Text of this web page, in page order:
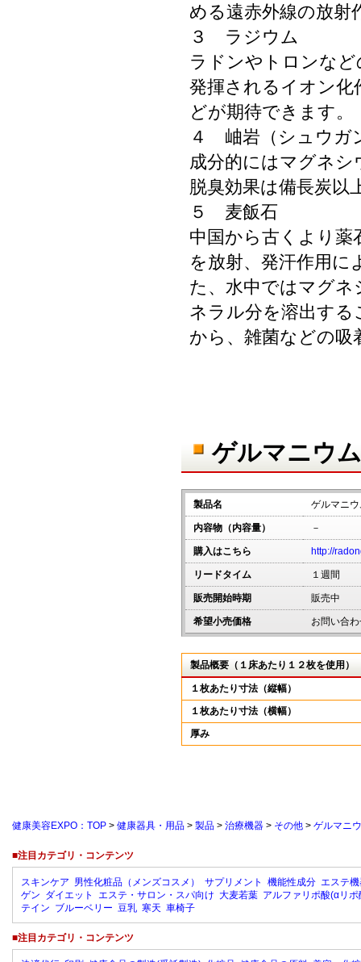
める遠赤外線の放射
３ ラジウム
ラドンやトロンな
発揮されるイオン化
どが期待
４ 岫岩（シュウガ
成分的にはマグネ
脱臭効果は備長炭以
５ 麦飯石
中国から古くより薬
を放射、発汗作用
た、水中ではマグ
ネラル分を溶出する
から、雑菌などの吸
ゲルマニウ
製品名 ゲルマニ
内容物（内容量） －
購入はこちら http://
リードタイム １週間
販売開始時期 販売中
希望小売価格 お問い合
製品概要（１床あたり１２枚を使用）
１枚あたり寸法（縦幅）
１枚あたり寸法（横幅）
厚み
健康美容EXPO：TOP > 健康器具・用品 > 製品 > 治療機器 > その他 > ゲルマニ
■注目カテゴリ・コンテンツ
スキンケア 男性化粧品（メンズコスメ） サプリメント 機能性成分 エステ
ゲン ダイエット エステ・サロン・スパ向け 大麦若葉 アルファリポ酸(αリポ
テイン ブルーベリー 豆乳 寒天 車椅子
■注目カテゴリ・コンテンツ